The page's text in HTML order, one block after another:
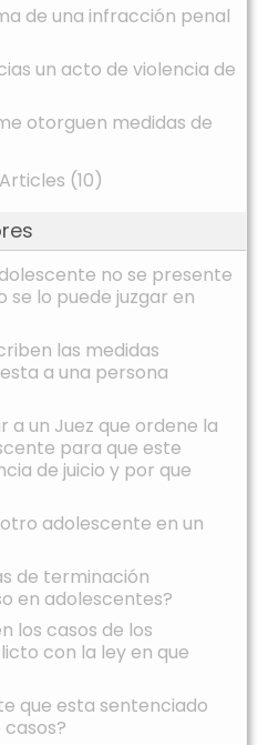
de una infracción penal
un acto de violencia de
otorguen medidas de
(10)
no se presente
se lo puede juzgar en
las medidas
a una persona
a un Juez que ordene la
para que este
de juicio y por que
adolescente en un
de terminación
en adolescentes?
los casos de los
con la ley en que
que esta sentenciado